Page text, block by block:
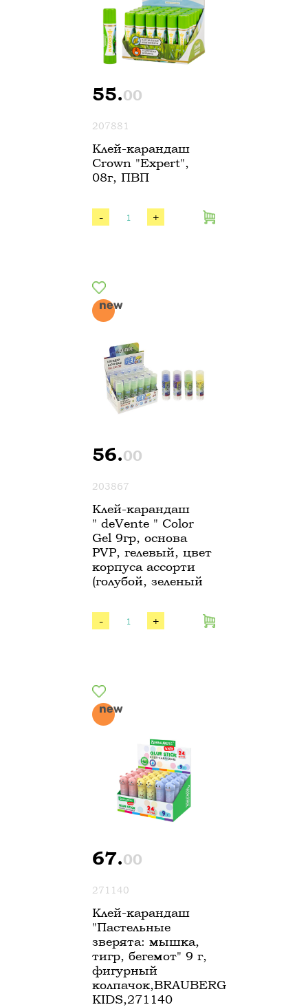
55.00
207881
Клей-карандаш
Crown "Expert",
08г, ПВП
- +
56.00
203867
Клей-карандаш
" deVente " Color
Gel 9гр, основа
PVP, гелевый, цвет
корпуса ассорти
(голубой, зеленый
- +
67.00
271140
Клей-карандаш
"Пастельные
зверята: мышка,
тигр, бегемот" 9 г,
фигурный
колпачок,BRAUBERG
KIDS,271140